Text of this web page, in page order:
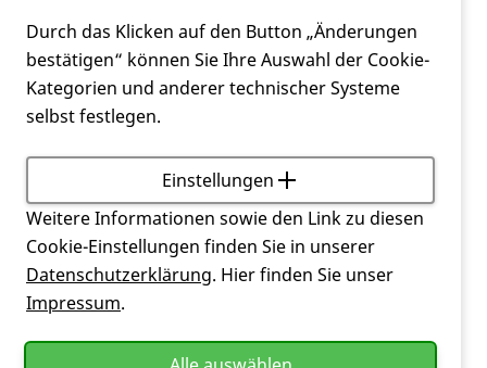
Vereinsarbeit und ich
Bog:Huntingtonund ich
"Vereinsarbeit und ich"
Die meisten Leser und Leserinnen desHuntington
Kuriers sind aktive Mitglieder der Deutschen
HuntingtonHilfe e.V. Doch was bedeutet dieses
“e.V.“ beziehungsweise “eingetragener Verein“?
Sicherlich sind einige Mitglieder in diesen Verein
eingetreten, weil sie nach dem Gentest oder der
gehört haben und sich durch die Mitgliedschaft
Durch das Klicken auf den Button „Änderungen
bestätigen“ können Sie Ihre Auswahl der Cookie-
Kategorien und anderer technischer Systeme
selbst festlegen.
Einstellungen
Weitere Informationen sowie den Link zu diesen
Cookie-Einstellungen finden Sie in unserer
Datenschutzerklärung. Hier finden Sie unser
Impressum.